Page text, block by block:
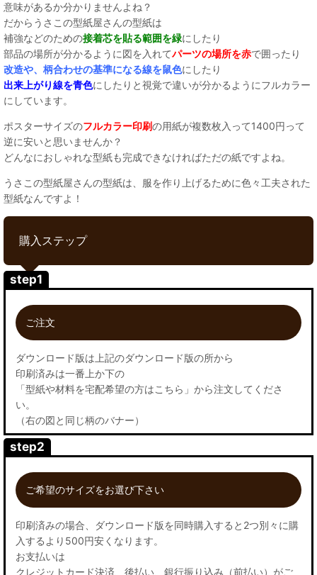
意味があるか分かりませんよね？
だからうさこの型紙屋さんの型紙は
補強などのための接着芯を貼る範囲を緑にしたり
部品の場所が分かるように図を入れてパーツの場所を赤で囲ったり
改造や、柄合わせの基準になる線を鼠色にしたり
出来上がり線を青色にしたりと視覚で違いが分かるようにフルカラー
にしています。
ポスターサイズのフルカラー印刷の用紙が複数枚入って1400円って
逆に安いと思いませんか？
どんなにおしゃれな型紙も完成できなければただの紙ですよね。
うさこの型紙屋さんの型紙は、服を作り上げるために色々工夫された
型紙なんですよ！
購入ステップ
step1
ご注文
ダウンロード版は上記のダウンロード版の所から
印刷済みは一番上か下の
「型紙や材料を宅配希望の方はこちら」から注文してくださ
い。
（右の図と同じ柄のバナー）
step2
ご希望のサイズをお選び下さい
印刷済みの場合、ダウンロード版を同時購入すると2つ別々に購
入するより500円安くなります。
お支払いは
クレジットカード決済、後払い、銀行振り込み（前払い）がご